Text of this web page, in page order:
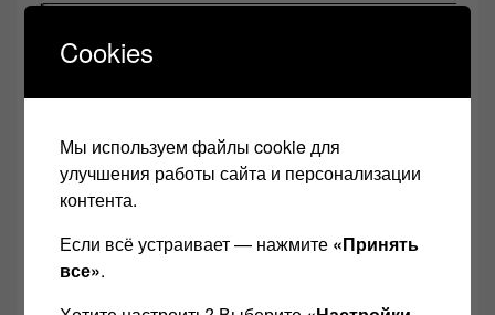
Cookies
Мы используем файлы cookie для
улучшения работы сайта и персонализации
контента.
Если всё устраивает — нажмите «Принять
все».